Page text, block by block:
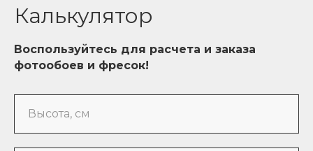
Калькулятор
Воспользуйтесь для расчета и заказа
фотообоев и фресок!
Высота, см